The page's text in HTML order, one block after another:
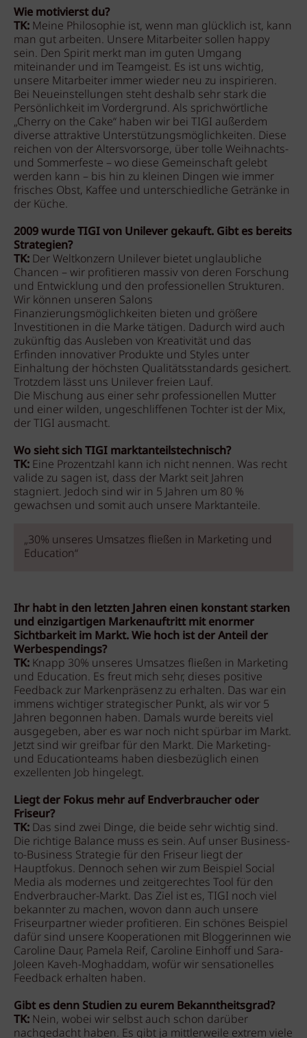
Wie motivierst du?
TK: Meine Philosophie ist, wenn man glücklich ist, kann
man gut arbeiten. Unsere Mitarbeiter sollen happy
sein. Den Spirit merkt man im guten Umgang
miteinander und im Teamgeist. Es ist uns wichtig,
unsere Mitarbeiter immer wieder neu zu inspirieren.
Bei Neueinstellungen steht deshalb sehr stark die
Persönlichkeit im Vordergrund. Als sprichwörtliche
„Cherry on the Cake“ haben wir bei TIGI außerdem
diverse attraktive Unterstützungsmöglichkeiten. Diese
reichen von der Altersvorsorge, über tolle Weihnachts-
und Sommerfeste – wo diese Gemeinschaft gelebt
werden kann – bis hin zu kleinen Dingen wie immer
frisches Obst, Kaffee und unterschiedliche Getränke in
der Küche.
2009 wurde TIGI von Unilever gekauft. Gibt es bereits
Strategien?
TK: Der Weltkonzern Unilever bietet unglaubliche
Chancen – wir profitieren massiv von deren Forschung
und Entwicklung und den professionellen Strukturen.
Wir können unseren Salons
Finanzierungsmöglichkeiten bieten und größere
Investitionen in die Marke tätigen. Dadurch wird auch
zukünftig das Ausleben von Kreativität und das
Erfinden innovativer Produkte und Styles unter
Einhaltung der höchsten Qualitätsstandards gesichert.
Trotzdem lässt uns Unilever freien Lauf.
Die Mischung aus einer sehr professionellen Mutter
und einer wilden, ungeschliffenen Tochter ist der Mix,
der TIGI ausmacht.
Wo sieht sich TIGI marktanteilstechnisch?
TK: Eine Prozentzahl kann ich nicht nennen. Was recht
valide zu sagen ist, dass der Markt seit Jahren
stagniert. Jedoch sind wir in 5 Jahren um 80 %
gewachsen und somit auch unsere Marktanteile.
„30% unseres Umsatzes fließen in Marketing und
Education“
Ihr habt in den letzten Jahren einen konstant starken
und einzigartigen Markenauftritt mit enormer
Sichtbarkeit im Markt. Wie hoch ist der Anteil der
Werbespendings?
TK: Knapp 30% unseres Umsatzes fließen in Marketing
und Education. Es freut mich sehr, dieses positive
Feedback zur Markenpräsenz zu erhalten. Das war ein
immens wichtiger strategischer Punkt, als wir vor 5
Jahren begonnen haben. Damals wurde bereits viel
ausgegeben, aber es war noch nicht spürbar im Markt.
Jetzt sind wir greifbar für den Markt. Die Marketing-
und Educationteams haben diesbezüglich einen
exzellenten Job hingelegt.
Liegt der Fokus mehr auf Endverbraucher oder
Friseur?
TK: Das sind zwei Dinge, die beide sehr wichtig sind.
Die richtige Balance muss es sein. Auf unser Business-
to-Business Strategie für den Friseur liegt der
Hauptfokus. Dennoch sehen wir zum Beispiel Social
Media als modernes und zeitgerechtes Tool für den
Endverbraucher-Markt. Das Ziel ist es, TIGI noch viel
bekannter zu machen, wovon dann auch unsere
Friseurpartner wieder profitieren. Ein schönes Beispiel
dafür sind unsere Kooperationen mit Bloggerinnen wie
Caroline Daur, Pamela Reif, Caroline Einhoff und Sara-
Joleen Kaveh-Moghaddam, wofür wir sensationelles
Feedback erhalten haben.
Gibt es denn Studien zu eurem Bekanntheitsgrad?
TK: Nein, wobei wir selbst auch schon darüber
nachgedacht haben. Es gibt ja mittlerweile extrem viele